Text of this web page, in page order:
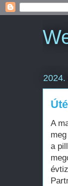
2024.
A
a